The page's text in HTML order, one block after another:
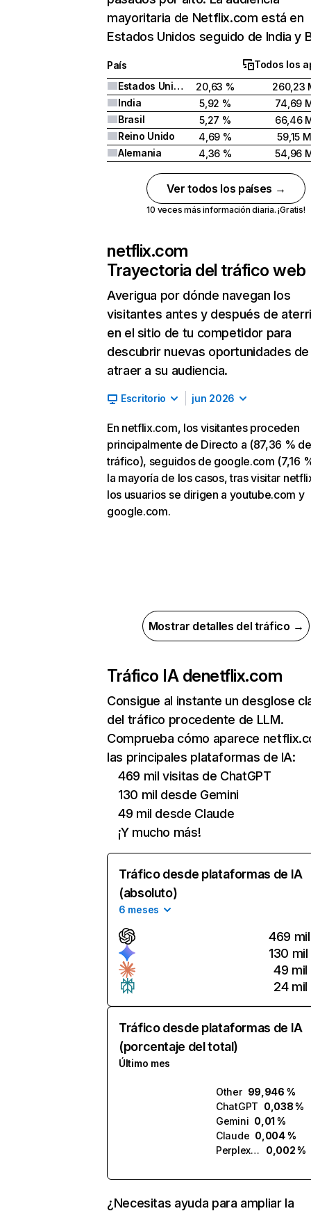
mayoritaria de Netflix.com está en
Estados Unidos seguido de India y
País
Todos los
Estados Unidos
20,63 %
260,23
India
5,92 %
74,69
Brasil
5,27 %
66,46
Reino Unido
4,69 %
59,15 M
Alemania
4,36 % 54,96
Ver todos los países →
10 veces más información diaria. ¡Gratis!
netflix.com
Trayectoria del tráfico web
Averigua por dónde navegan los
visitantes antes y después de
en el sitio de tu competidor para
descubrir nuevas oportunidades de
atraer a su audiencia.
Escritorio jun 2026
En netflix.com, los visitantes proceden
principalmente de Directo a (87,36 % de
tráfico), seguidos de google.com (7,16
la mayoría de los casos, tras visitar
los usuarios se dirigen a youtube.com y
google.com.
Mostrar detalles del tráfico →
Tráfico IA denetflix.com
Consigue al instante un desglose
del tráfico procedente de LLM.
Comprueba cómo aparece
las principales plataformas de IA:
469 mil visitas de ChatGPT
130 mil desde Gemini
49 mil desde Claude
¡Y mucho más!
Tráfico desde plataformas de IA
(absoluto)
6 meses
469 mil
130 mil
49 mil
24 mil
Tráfico desde plataformas de IA
(porcentaje del total)
Último mes
Other 99,946 %
ChatGPT 0,038 %
Gemini 0,01 %
Claude 0,004 %
Perplexity
0,002 %
¿Necesitas ayuda para ampliar la